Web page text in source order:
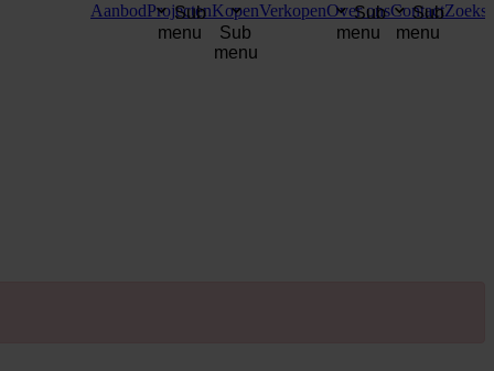
AanbodProjecten
Sub
menu
Kopen
Sub
menu
VerkopenOver ons
Sub
menu
Contact
Sub
menu